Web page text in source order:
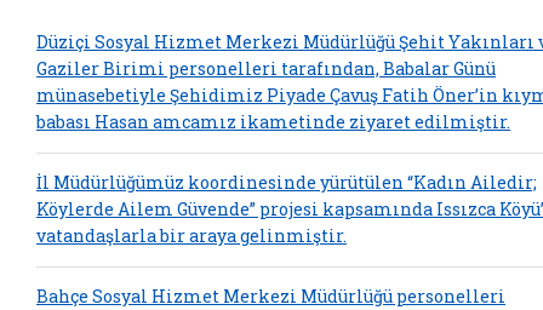
Düziçi Sosyal Hizmet Merkezi Müdürlüğü Şehit Yakınları
Gaziler Birimi personelleri tarafından, Babalar Günü
münasebetiyle Şehidimiz Piyade Çavuş Fatih Öner’in
babası Hasan amcamız ikametinde ziyaret edilmiştir.
İl Müdürlüğümüz koordinesinde yürütülen “Kadın Ailedir;
Köylerde Ailem Güvende” projesi kapsamında Issızca
vatandaşlarla bir araya gelinmiştir.
Bahçe Sosyal Hizmet Merkezi Müdürlüğü personelleri